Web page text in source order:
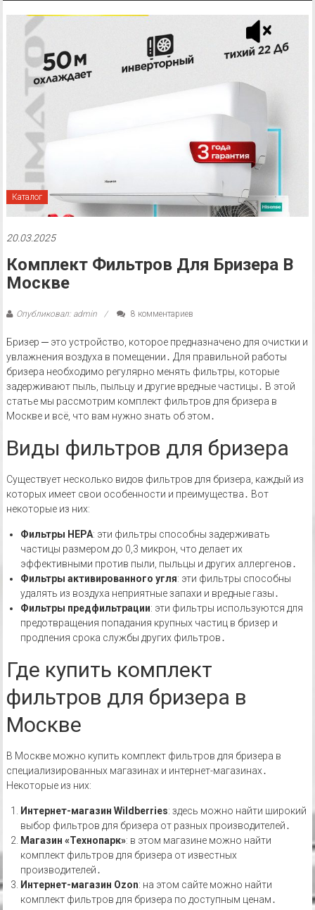
Каталог
20.03.2025
Комплект Фильтров Для Бризера В
Москве
Опубликовал: admin 8 комментариев
Бризер ─ это устройство, которое предназначено для очистки и
увлажнения воздуха в помещении․ Для правильной работы
бризера необходимо регулярно менять фильтры, которые
задерживают пыль, пыльцу и другие вредные частицы․ В этой
статье мы рассмотрим комплект фильтров для бризера в
Москве и всё, что вам нужно знать об этом․
Виды фильтров для бризера
Существует несколько видов фильтров для бризера, каждый из
которых имеет свои особенности и преимущества․ Вот
некоторые из них:
Фильтры HEPA: эти фильтры способны задерживать
частицы размером до 0,3 микрон, что делает их
эффективными против пыли, пыльцы и других аллергенов․
Фильтры активированного угля: эти фильтры способны
удалять из воздуха неприятные запахи и вредные газы․
Фильтры предфильтрации: эти фильтры используются для
предотвращения попадания крупных частиц в бризер и
продления срока службы других фильтров․
Где купить комплект
фильтров для бризера в
Москве
В Москве можно купить комплект фильтров для бризера в
специализированных магазинах и интернет-магазинах․
Некоторые из них:
Интернет-магазин Wildberries: здесь можно найти широкий
выбор фильтров для бризера от разных производителей․
Магазин «Технопарк»: в этом магазине можно найти
комплект фильтров для бризера от известных
производителей․
Интернет-магазин Ozon: на этом сайте можно найти
комплект фильтров для бризера по доступным ценам․